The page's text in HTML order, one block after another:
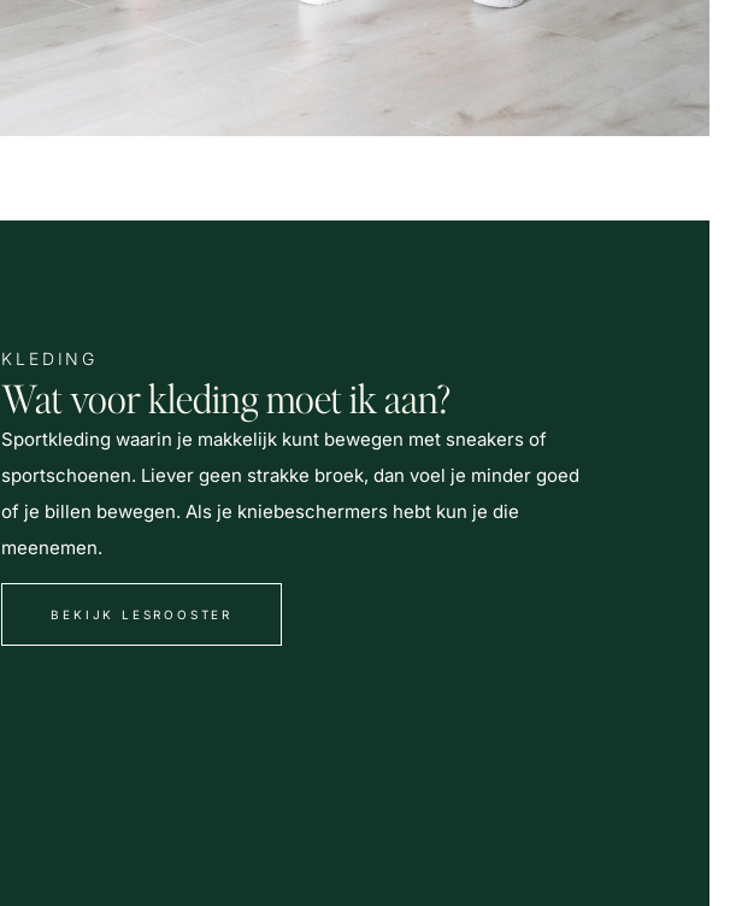
KLEDING
Wat voor kleding moet ik aan?
Sportkleding waarin je makkelijk kunt bewegen met sneakers of
sportschoenen. Liever geen strakke broek, dan voel je minder goed
of je billen bewegen. Als je kniebeschermers hebt kun je die
meenemen.
BEKIJK LESROOSTER